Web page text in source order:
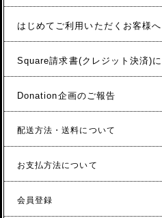
はじめてご利用いただくお客様へ
Square請求書(クレジット決済)
Donation企画のご報告
配送方法・送料について
お支払方法について
会員登録